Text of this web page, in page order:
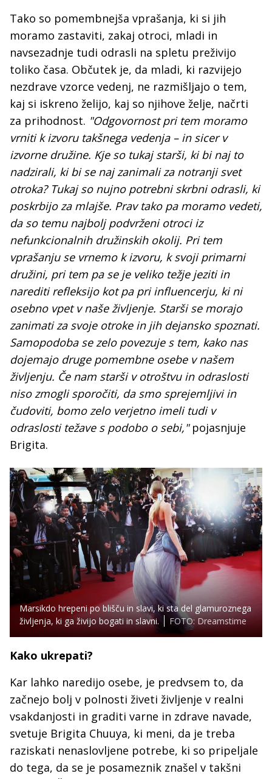
Tako so pomembnejša vprašanja, ki si jih
moramo zastaviti, zakaj otroci, mladi in
navsezadnje tudi odrasli na spletu preživijo
toliko časa. Občutek je, da mladi, ki razvijejo
nezdrave vzorce vedenj, ne razmišljajo o tem,
kaj si iskreno želijo, kaj so njihove želje, načrti
za prihodnost. "Odgovornost pri tem moramo
vrniti k izvoru takšnega vedenja – in sicer v
izvorne družine. Kje so tukaj starši, ki bi naj to
nadzirali, ki bi se naj zanimali za notranji svet
otroka? Tukaj so nujno potrebni skrbni odrasli, ki
poskrbijo za mlajše. Prav tako pa moramo vedeti,
da so temu najbolj podvrženi otroci iz
nefunkcionalnih družinskih okolij. Pri tem
vprašanju se vrnemo k izvoru, k svoji primarni
družini, pri tem pa se je veliko težje jeziti in
narediti refleksijo kot pa pri influencerju, ki ni
osebno vpet v naše življenje. Starši se morajo
zanimati za svoje otroke in jih dejansko spoznati.
Samopodoba se zelo povezuje s tem, kako nas
dojemajo druge pomembne osebe v našem
življenju. Če nam starši v otroštvu in odraslosti
niso zmogli sporočiti, da smo sprejemljivi in
čudoviti, bomo zelo verjetno imeli tudi v
odraslosti težave s podobo o sebi," pojasnjuje
Brigita.
Marsikdo hrepeni po blišču in slavi, ki sta del glamuroznega
življenja, ki ga živijo bogati in slavni.
FOTO: Dreamstime
Kako ukrepati?
Kar lahko naredijo osebe, je predvsem to, da
začnejo bolj v polnosti živeti življenje v realni
vsakdanjosti in graditi varne in zdrave navade,
svetuje Brigita Chuuya, ki meni, da je treba
raziskati nenaslovljene potrebe, ki so pripeljale
do tega, da se je posameznik znašel v takšni